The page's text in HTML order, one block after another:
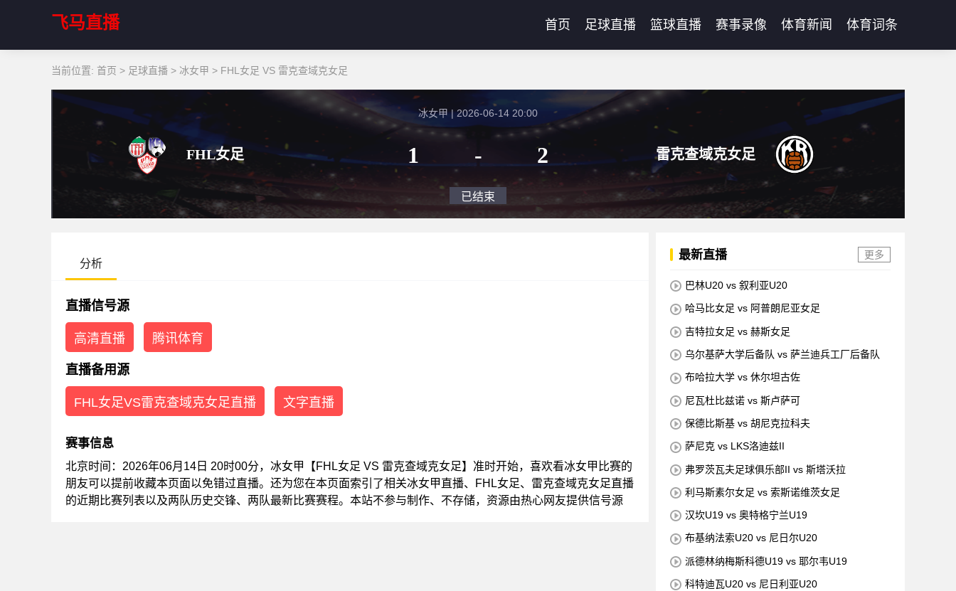
飞马直播 首页 足球直播 篮球直播 赛事录像 体育新闻 体育词条
当前位置: 首页 > 足球直播 > 冰女甲 > FHL女足 VS 雷克查域克女足
FHL女足
冰女甲 | 2026-06-14 20:00
1 - 2
已结束
雷克查域克女足
分析
直播信号源
高清直播 腾讯体育
直播备用源
FHL女足VS雷克查域克女足直播 文字直播
赛事信息
北京时间：2026年06月14日 20时00分，冰女甲【FHL女足 VS 雷克查域克女足】准时开始，喜欢看冰女甲比赛的
朋友可以提前收藏本页面以免错过直播。还为您在本页面索引了相关冰女甲直播、FHL女足、雷克查域克女足直播
的近期比赛列表以及两队历史交锋、两队最新比赛赛程。本站不参与制作、不存储，资源由热心网友提供信号源
最新直播 更多
巴林U20 vs 叙利亚U20
哈马比女足 vs 阿普朗尼亚女足
吉特拉女足 vs 赫斯女足
乌尔基萨大学后备队 vs 萨兰迪兵工厂后备队
布哈拉大学 vs 休尔坦古佐
尼瓦杜比兹诺 vs 斯卢萨可
保德比斯基 vs 胡尼克拉科夫
萨尼克 vs LKS洛迪兹II
弗罗茨瓦夫足球俱乐部II vs 斯塔沃拉
利马斯素尔女足 vs 索斯诺维茨女足
汉坎U19 vs 奥特格宁兰U19
布基纳法索U20 vs 尼日尔U20
派德林纳梅斯科德U19 vs 耶尔韦U19
科特迪瓦U20 vs 尼日利亚U20